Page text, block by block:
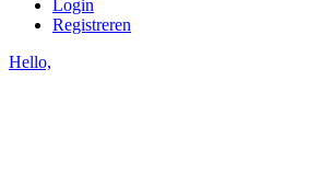
Login
Registreren
Hello,